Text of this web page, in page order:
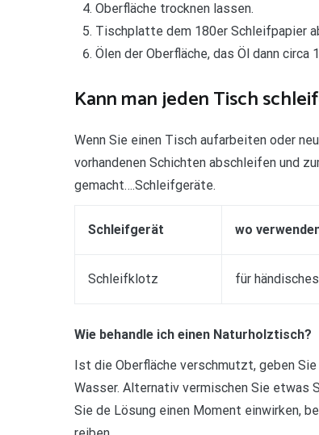
Oberfläche trocknen lassen.
Tischplatte dem 180er Schleifpapier
Ölen der Oberfläche, das Öl dann circa
Kann man jeden Tisch
Wenn Sie einen Tisch aufarbeiten oder
vorhandenen Schichten abschleifen und
gemacht….Schleifgeräte.
Schleifgerät wo
Schleifklotz für
Wie behandle ich einen Naturholztisch?
Ist die Oberfläche verschmutzt, geben
Wasser. Alternativ vermischen Sie etwas
Sie de Lösung einen Moment einwirken,